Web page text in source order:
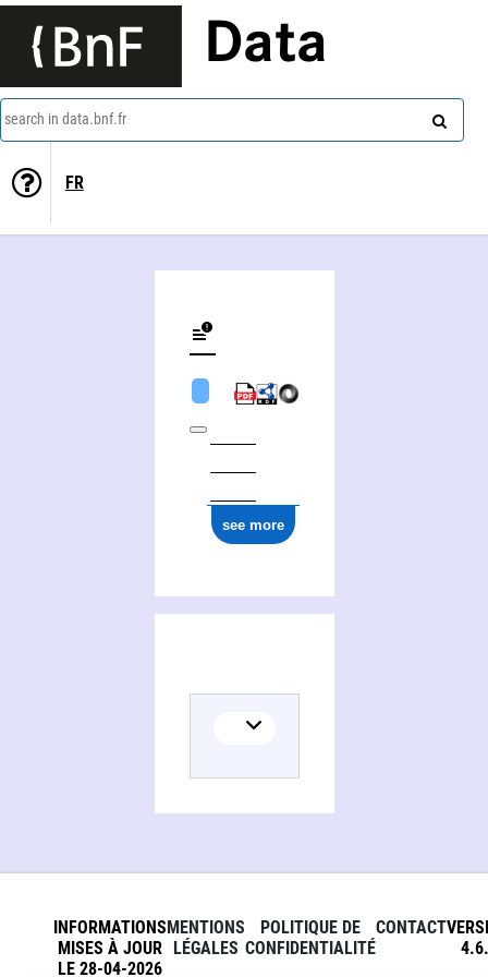
Data
search in data.bnf.fr
FR
see more
INFORMATIONS
MISES À JOUR
LE 28-04-2026
MENTIONS
LÉGALES
POLITIQUE DE
CONFIDENTIALITÉ
CONTACT